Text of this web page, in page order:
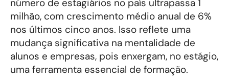
número de estagiários no país ultrapassa 1
milhão, com crescimento médio anual de 6%
nos últimos cinco anos. Isso reflete uma
mudança significativa na mentalidade de
alunos e empresas, pois enxergam, no estágio,
uma ferramenta essencial de formação.